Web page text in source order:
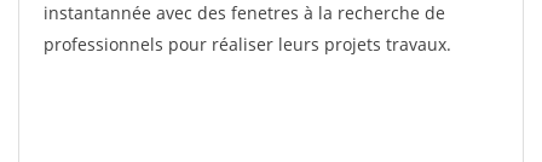
instantannée avec des fenetres à la recherche de
professionnels pour réaliser leurs projets travaux.